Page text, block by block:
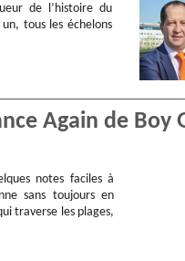
de l’histoire du
tous les échelons
Again de Boy
notes faciles à
sans toujours en
traverse les plages,